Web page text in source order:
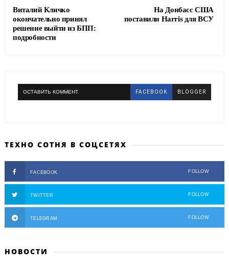
На Донбасс США
поставили Harris для ВСУ
Виталий Кличко
окончательно принял
решение выйти из БПП:
подробности
ОСТАВИТЬ КОММЕНТ. FACEBOOK BLOGGER
ТЕХНО СОТНЯ В СОЦСЕТЯХ
FACEBOOK FOLLOW
TWITTER FOLLOW
TELEGRAM FOLLOW
НОВОСТИ